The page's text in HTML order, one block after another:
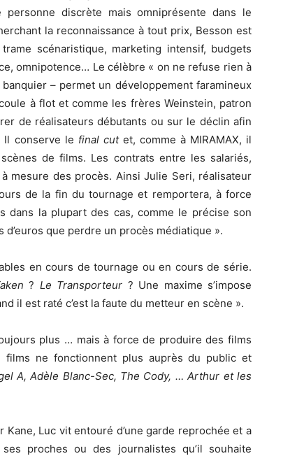
personne discrète mais omniprésente dans le
la reconnaissance à tout prix, Besson est
scénaristique, marketing intensif, budgets
omnipotence… Le célèbre « on ne refuse rien à
– permet un développement faramineux
à flot et comme les frères Weinstein, patron
de réalisateurs débutants ou sur le déclin afin
Il conserve le final cutet, comme à MIRAMAX, il
de films. Les contrats entre les salariés,
mesure des procès. Ainsi Julie Seri, réalisateur
de la fin du tournage et remportera, à force
dans la plupart des cas, comme le précise son
que perdre un procès médiatique ».
en cours de tournage ou en cours de série.
? Le Transporteur ? Une maxime s’impose
il est raté c’est la faute du metteur en scène ».
plus … mais à force de produire des films
films ne fonctionnent plus auprès du public et
A, Adèle Blanc-Sec, The Cody, … Arthur et les
Kane, Luc vit entouré d’une garde reprochée et a
proches ou des journalistes qu’il souhaite